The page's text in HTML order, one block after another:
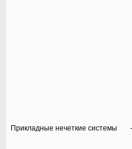
Прикладные нечеткие системы -